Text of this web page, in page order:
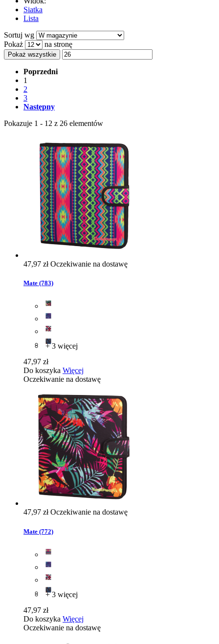
Siatka
Lista
Sortuj wg
Pokaż
na stronę
Pokaż wszystkie
Poprzedni
1
2
3
Następny
Pokazuje 1 - 12 z 26 elementów
47,97 złOczekiwanie na dostawę
Mate (783)
+ 3 więcej
47,97 zł
Do koszyka Więcej
Oczekiwanie na dostawę
47,97 złOczekiwanie na dostawę
Mate (772)
+ 3 więcej
47,97 zł
Do koszyka Więcej
Oczekiwanie na dostawę